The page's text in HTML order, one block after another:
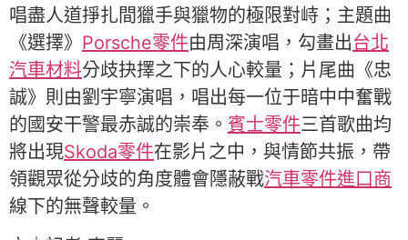
唱盡人道掙扎間獵手與獵物的極限對峙；主題曲
《選擇》 Porsche零件由周深演唱，勾畫出台北
汽車材料分歧抉擇之下的人心較量；片尾曲《忠
誠》則由劉宇寧演唱，唱出每一位于暗中中奮戰
的國安干警最赤誠的崇奉。 賓士零件三首歌曲均
將出現Skoda零件在影片之中，與情節共振，帶
領觀眾從分歧的角度體會隱蔽戰汽車零件進口商
線下的無聲較量。